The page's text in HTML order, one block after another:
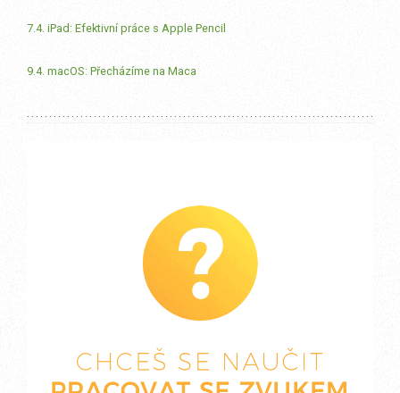
7.4. iPad: Efektivní práce s Apple Pencil
9.4. macOS: Přecházíme na Maca